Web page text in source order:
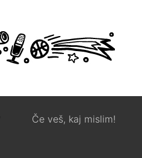
Če veš, kaj mislim!